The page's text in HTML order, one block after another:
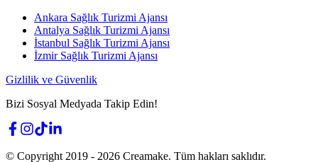
Ankara Sağlık Turizmi Ajansı
Antalya Sağlık Turizmi Ajansı
İstanbul Sağlık Turizmi Ajansı
İzmir Sağlık Turizmi Ajansı
Gizlilik ve Güvenlik
Bizi Sosyal Medyada Takip Edin!
© Copyright 2019 - 2026 Creamake. Tüm hakları saklıdır.